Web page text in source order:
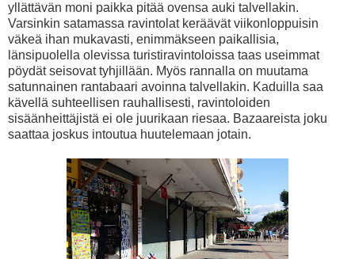
yllättävän moni paikka pitää ovensa auki talvellakin.
Varsinkin satamassa ravintolat keräävät viikonloppuisin
väkeä ihan mukavasti, enimmäkseen paikallisia,
länsipuolella olevissa turistiravintoloissa taas useimmat
pöydät seisovat tyhjillään. Myös rannalla on muutama
satunnainen rantabaari avoinna talvellakin. Kaduilla saa
kävellä suhteellisen rauhallisesti, ravintoloiden
sisäänheittäjistä ei ole juurikaan riesaa. Bazaareista joku
saattaa joskus intoutua huutelemaan jotain.